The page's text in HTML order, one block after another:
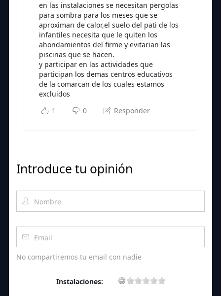
en las instalaciones se necesitan pergolas
para sombra para los meses que se
aproximan de calor,el suelo del pati de los
infantiles necesita que le quiten los
ahondamientos del firme y evitarian las
piscinas que se hacen.
y participar en las actividades que
participan los demas centros educativos
de la comarcan de los cuales estamos
excluidos
1
0 Responder
Introduce tu opinión
No compartiremos tu email con nadie
Instalaciones: